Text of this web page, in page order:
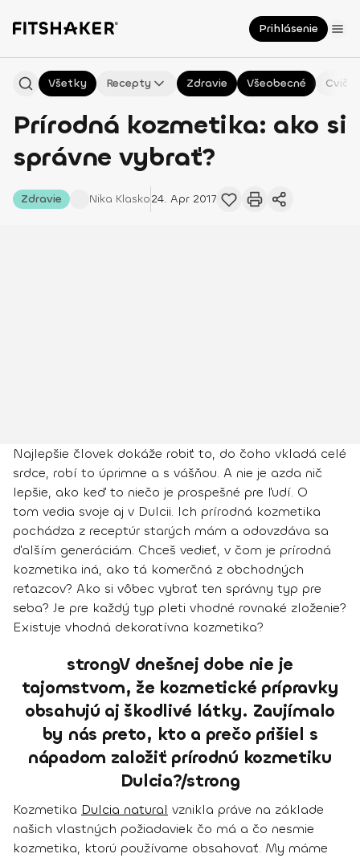
Prihlásenie
Všetky Recepty Zdravie Všeobecné
Prírodná kozmetika: ako si
správne vybrať?
Zdravie Nika Klasko24. Apr 2017
Najlepšie človek dokáže robiť to, do čoho vkladá celé
srdce, robí to úprimne a s vášňou. A nie je azda nič
lepšie, ako keď to niečo je prospešné pre ľudí. O
tom vedia svoje aj v Dulcii. Ich prírodná kozmetika
pochádza z receptúr starých mám a odovzdáva sa
ďalším generáciám. Chceš vedieť, v čom je prírodná
kozmetika iná, ako tá komerčná z obchodných
reťazcov? Ako si vôbec vybrať ten správny typ pre
seba? Je pre každý typ pleti vhodné rovnaké zloženie?
Existuje vhodná dekoratívna kozmetika?
strongV dnešnej dobe nie je
tajomstvom, že kozmetické prípravky
obsahujú aj škodlivé látky. Zaujímalo
by nás preto, kto a prečo prišiel s
nápadom založiť prírodnú kozmetiku
Dulcia?/strong
Kozmetika Dulcia natural vznikla práve na základe
našich vlastných požiadaviek čo má a čo nesmie
kozmetika, ktorú používame obsahovať. My máme